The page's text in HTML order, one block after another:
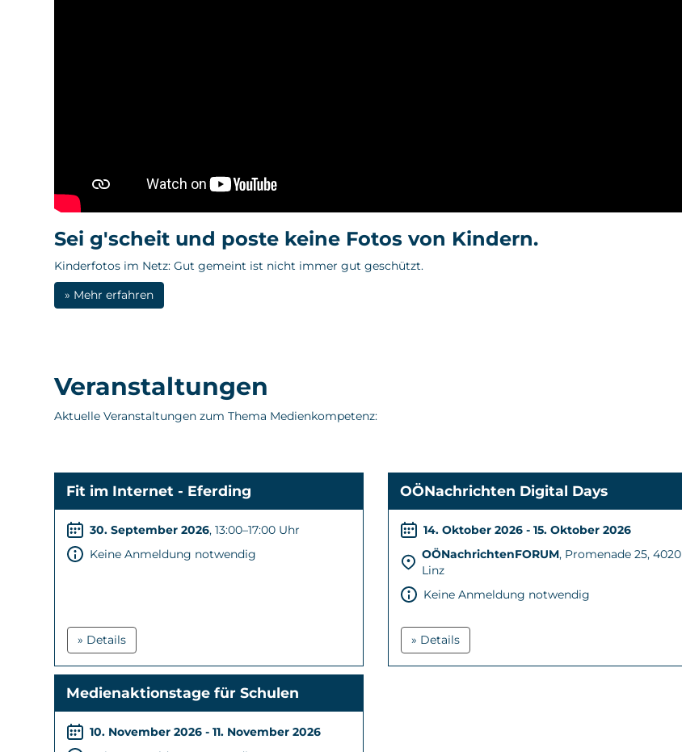
Sei g'scheit und poste keine Fotos von Kindern.
Kinderfotos im Netz: Gut gemeint ist nicht immer gut geschützt.
» Mehr erfahren
Veranstaltungen
Aktuelle Veranstaltungen zum Thema Medienkompetenz:
Fit im Internet - Eferding
30. September 2026, 13:00–17:00 Uhr
Keine Anmeldung notwendig
» Details
OÖNachrichten Digital Days
14. Oktober 2026 - 15. Oktober 2026
OÖNachrichtenFORUM, Promenade 25, 4020
Linz
Keine Anmeldung notwendig
» Details
Medienaktionstage für Schulen
10. November 2026 - 11. November 2026